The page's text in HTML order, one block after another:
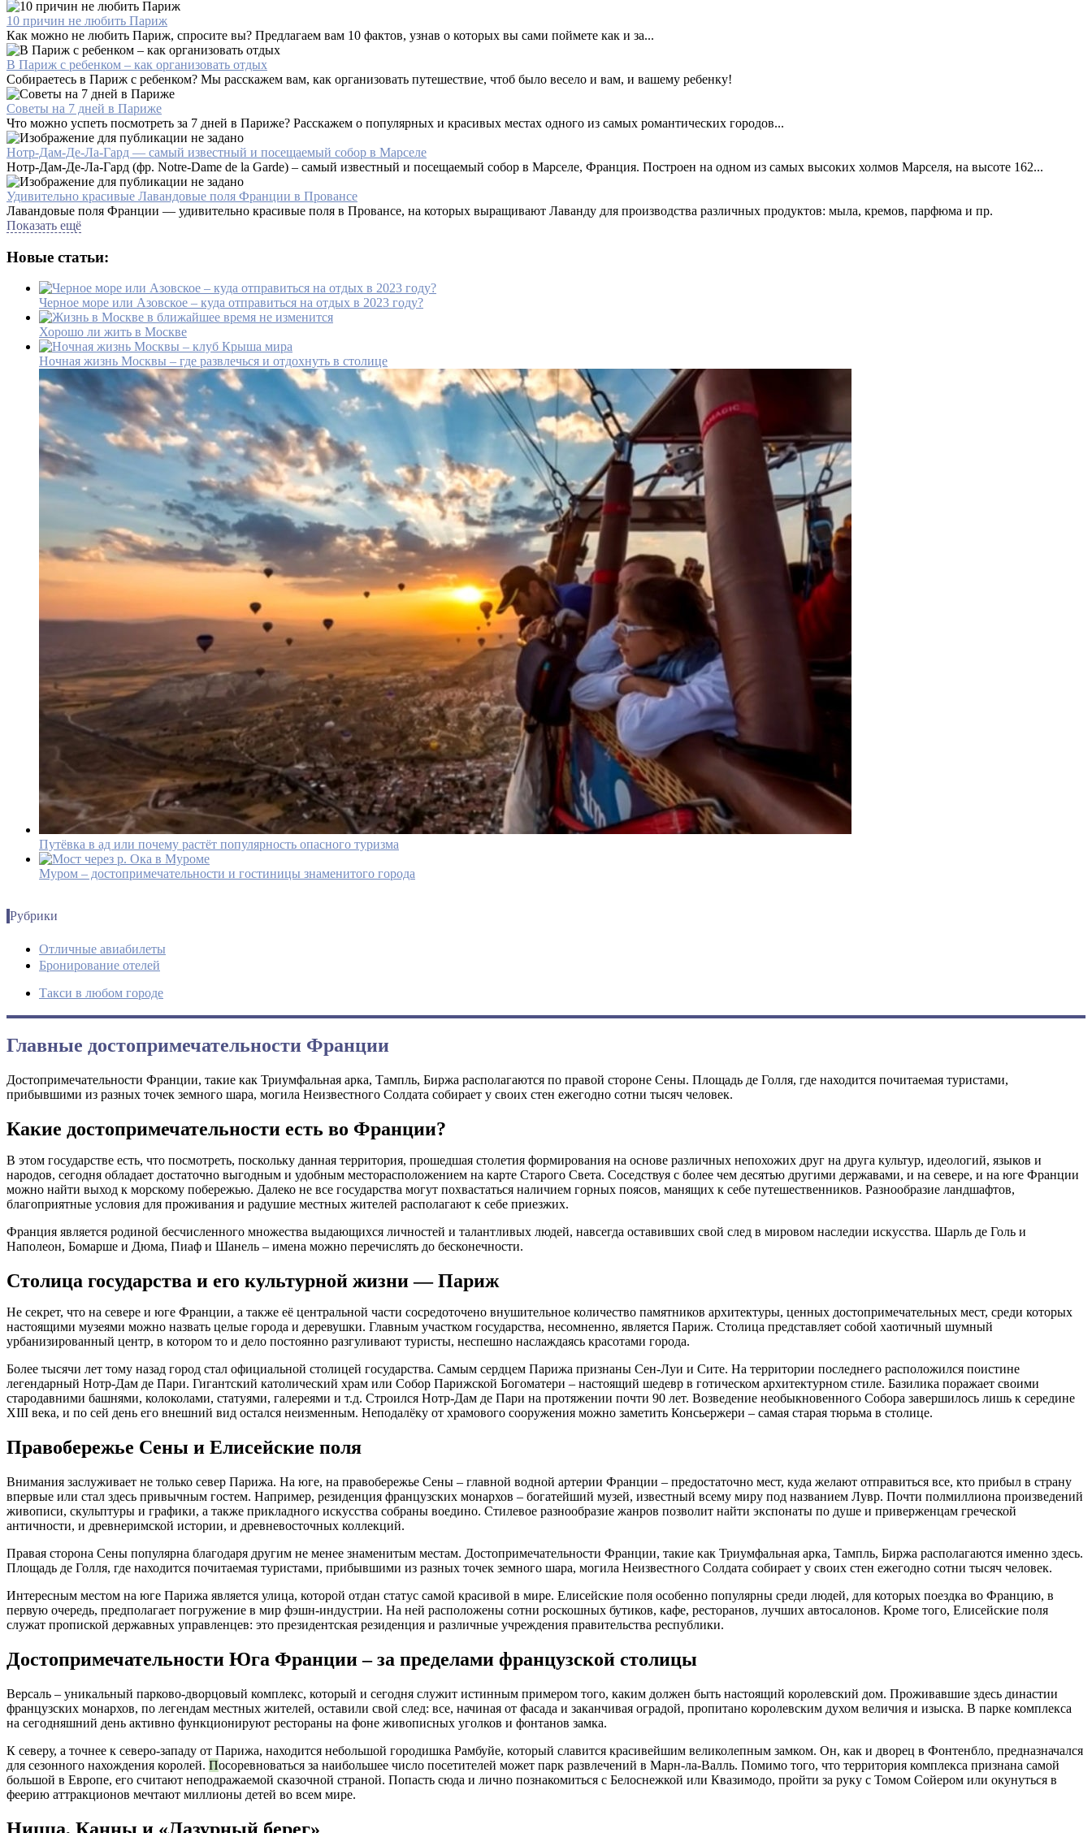
10 причин не любить Париж
Как можно не любить Париж, спросите вы? Предлагаем вам 10 фактов, узнав о которых вы сами поймете как и за...
В Париж с ребенком – как организовать отдых
Собираетесь в Париж с ребенком? Мы расскажем вам, как организовать путешествие, чтоб было весело и вам, и вашему ребенку!
Советы на 7 дней в Париже
Что можно успеть посмотреть за 7 дней в Париже? Расскажем о популярных и красивых местах одного из самых романтических городов...
Нотр-Дам-Де-Ла-Гард — самый известный и посещаемый собор в Марселе
Нотр-Дам-Де-Ла-Гард (фр. Notre-Dame de la Garde) – самый известный и посещаемый собор в Марселе, Франция. Построен на одном из самых высоких холмов Марселя, на высоте 162...
Удивительно красивые Лавандовые поля Франции в Провансе
Лавандовые поля Франции — удивительно красивые поля в Провансе, на которых выращивают Лаванду для производства различных продуктов: мыла, кремов, парфюма и пр.
Показать ещё
Новые статьи:
Черное море или Азовское – куда отправиться на отдых в 2023 году?
Хорошо ли жить в Москве
Ночная жизнь Москвы – где развлечься и отдохнуть в столице
Путёвка в ад или почему растёт популярность опасного туризма
Муром – достопримечательности и гостиницы знаменитого города
Рубрики
Отличные авиабилеты
Бронирование отелей
Такси в любом городе
Главные достопримечательности Франции
Достопримечательности Франции, такие как Триумфальная арка, Тампль, Биржа располагаются по правой стороне Сены. Площадь де Голля, где находится почитаемая туристами,
прибывшими из разных точек земного шара, могила Неизвестного Солдата собирает у своих стен ежегодно сотни тысяч человек.
Какие достопримечательности есть во Франции?
В этом государстве есть, что посмотреть, поскольку данная территория, прошедшая столетия формирования на основе различных непохожих друг на друга культур, идеологий, языков и
народов, сегодня обладает достаточно выгодным и удобным месторасположением на карте Старого Света. Соседствуя с более чем десятью другими державами, и на севере, и на юге Франции
можно найти выход к морскому побережью. Далеко не все государства могут похвастаться наличием горных поясов, манящих к себе путешественников. Разнообразие ландшафтов,
благоприятные условия для проживания и радушие местных жителей располагают к себе приезжих.
Франция является родиной бесчисленного множества выдающихся личностей и талантливых людей, навсегда оставивших свой след в мировом наследии искусства. Шарль де Голь и
Наполеон, Бомарше и Дюма, Пиаф и Шанель – имена можно перечислять до бесконечности.
Столица государства и его культурной жизни — Париж
Не секрет, что на севере и юге Франции, а также её центральной части сосредоточено внушительное количество памятников архитектуры, ценных достопримечательных мест, среди которых
настоящими музеями можно назвать целые города и деревушки. Главным участком государства, несомненно, является Париж. Столица представляет собой хаотичный шумный
урбанизированный центр, в котором то и дело постоянно разгуливают туристы, неспешно наслаждаясь красотами города.
Более тысячи лет тому назад город стал официальной столицей государства. Самым сердцем Парижа признаны Сен-Луи и Сите. На территории последнего расположился поистине
легендарный Нотр-Дам де Пари. Гигантский католический храм или Собор Парижской Богоматери – настоящий шедевр в готическом архитектурном стиле. Базилика поражает своими
стародавними башнями, колоколами, статуями, галереями и т.д. Строился Нотр-Дам де Пари на протяжении почти 90 лет. Возведение необыкновенного Собора завершилось лишь к середине
XIII века, и по сей день его внешний вид остался неизменным. Неподалёку от храмового сооружения можно заметить Консьержери – самая старая тюрьма в столице.
Правобережье Сены и Елисейские поля
Внимания заслуживает не только север Парижа. На юге, на правобережье Сены – главной водной артерии Франции – предостаточно мест, куда желают отправиться все, кто прибыл в страну
впервые или стал здесь привычным гостем. Например, резиденция французских монархов – богатейший музей, известный всему миру под названием Лувр. Почти полмиллиона произведений
живописи, скульптуры и графики, а также прикладного искусства собраны воедино. Стилевое разнообразие жанров позволит найти экспонаты по душе и приверженцам греческой
античности, и древнеримской истории, и древневосточных коллекций.
Правая сторона Сены популярна благодаря другим не менее знаменитым местам. Достопримечательности Франции, такие как Триумфальная арка, Тампль, Биржа располагаются именно здесь.
Площадь де Голля, где находится почитаемая туристами, прибывшими из разных точек земного шара, могила Неизвестного Солдата собирает у своих стен ежегодно сотни тысяч человек.
Интересным местом на юге Парижа является улица, которой отдан статус самой красивой в мире. Елисейские поля особенно популярны среди людей, для которых поездка во Францию, в
первую очередь, предполагает погружение в мир фэшн-индустрии. На ней расположены сотни роскошных бутиков, кафе, ресторанов, лучших автосалонов. Кроме того, Елисейские поля
служат пропиской державных управленцев: это президентская резиденция и различные учреждения правительства республики.
Достопримечательности Юга Франции – за пределами французской столицы
Версаль – уникальный парково-дворцовый комплекс, который и сегодня служит истинным примером того, каким должен быть настоящий королевский дом. Проживавшие здесь династии
французских монархов, по легендам местных жителей, оставили свой след: все, начиная от фасада и заканчивая оградой, пропитано королевским духом величия и изыска. В парке комплекса
на сегодняшний день активно функционируют рестораны на фоне живописных уголков и фонтанов замка.
К северу, а точнее к северо-западу от Парижа, находится небольшой городишка Рамбуйе, который славится красивейшим великолепным замком. Он, как и дворец в Фонтенбло, предназначался
для сезонного нахождения королей. Посоревноваться за наибольшее число посетителей может парк развлечений в Марн-ла-Валль. Помимо того, что территория комплекса признана самой
большой в Европе, его считают неподражаемой сказочной страной. Попасть сюда и лично познакомиться с Белоснежкой или Квазимодо, пройти за руку с Томом Сойером или окунуться в
феерию аттракционов мечтают миллионы детей во всем мире.
Ницца, Канны и «Лазурный берег»